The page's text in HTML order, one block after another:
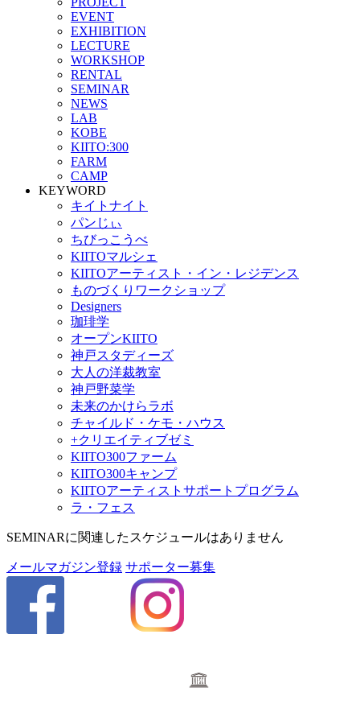
EVENT
EXHIBITION
LECTURE
WORKSHOP
RENTAL
SEMINAR
NEWS
LAB
KOBE
KIITO:300
FARM
CAMP
KEYWORD
キイトナイト
パンじぃ
ちびっこうべ
KIITOマルシェ
KIITOアーティスト・イン・レジデンス
ものづくりワークショップ
Designers
珈琲学
オープンKIITO
神戸スタディーズ
大人の洋裁教室
神戸野菜学
未来のかけらラボ
チャイルド・ケモ・ハウス
+クリエイティブゼミ
KIITO300ファーム
KIITO300キャンプ
KIITOアーティストサポートプログラム
ラ・フェス
SEMINARに関連したスケジュールはありません
メールマガジン登録 サポーター募集